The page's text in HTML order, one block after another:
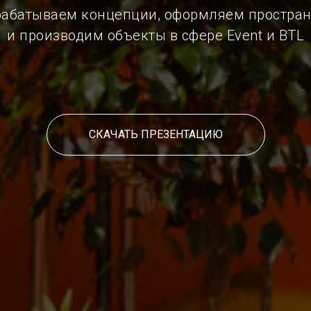
концепции, оформляем
и производим объекты в сфере Event и BTL
СКАЧАТЬ ПРЕЗЕНТАЦИЮ